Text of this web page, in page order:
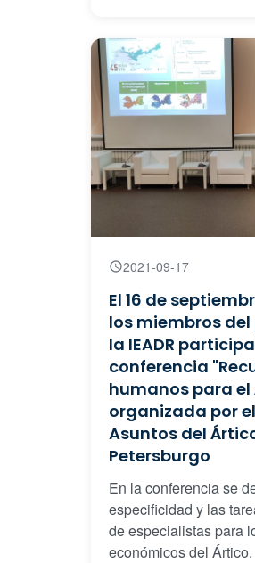
2021-09-17
El 16 de
los miembros
la IEADR
conferencia
humanos para el
organizada por
Asuntos del
Petersburgo
En la conferencia se
especificidad y las
de especialistas para
económicos del Ártico.